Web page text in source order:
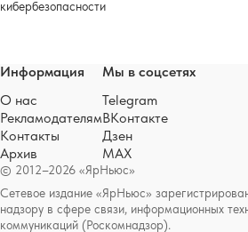
кибербезопасности
© 2012–2026 «ЯрНьюс»
Сетевое издание «ЯрНьюс»
надзору в сфере связи, информационных
коммуникаций (Роскомнадзор).
Информация
О нас
Рекламодателям
Контакты
Архив
Мы в соцсетях
Telegram
ВКонтакте
Дзен
MAX